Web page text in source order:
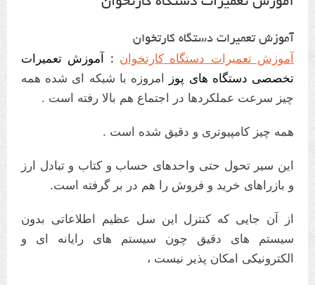
آموزش تعمیرات دستگاه کارتخوان
آموزش تعمیرات دستگاه کارتخوان : آموزش تعمیرات
تخصصی دستگاه های پوز
امروزه با شبکه ای شده همه
چیز سرعت عملکردها در اجتماع هم بالا رفته است .
همه چیز کامپیوتری و دقیق شده است .
این سیر تحول حتی واحدهای حساب و کتاب و تبادل ارز
و بازراهای خرید و فروش را هم در بر گرفته است.
از آن جایی که کنترل این سل عظیم اطلاعاتی بدون
سیستم های دقیق چون سیستم های رایانه ای و
الکترونیکی امکان پذیر نیست ،